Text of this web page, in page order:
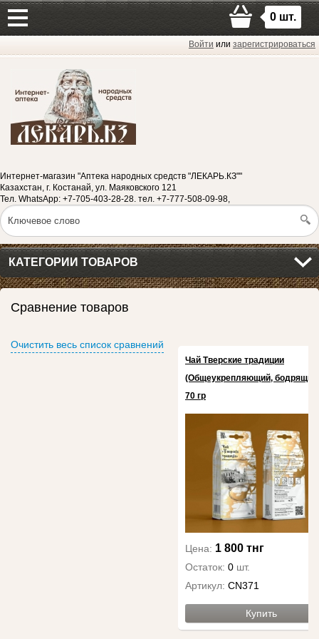
Войти или зарегистрироваться
Интернет-магазин "Аптека народных средств "ЛЕКАРЬ.КЗ""
Казахстан, г. Костанай, ул. Маяковского 121
Тел. WhatsApp: +7-705-403-28-28. тел. +7-777-508-09-98,
0 шт.
КАТЕГОРИИ ТОВАРОВ
Сравнение товаров
Очистить весь список сравнений
Чай Тверские традиции
(Общеукрепляющий,
70 гр
Цена: 1 800 тнг
Остаток: 0 шт.
Артикул: CN371
Купить